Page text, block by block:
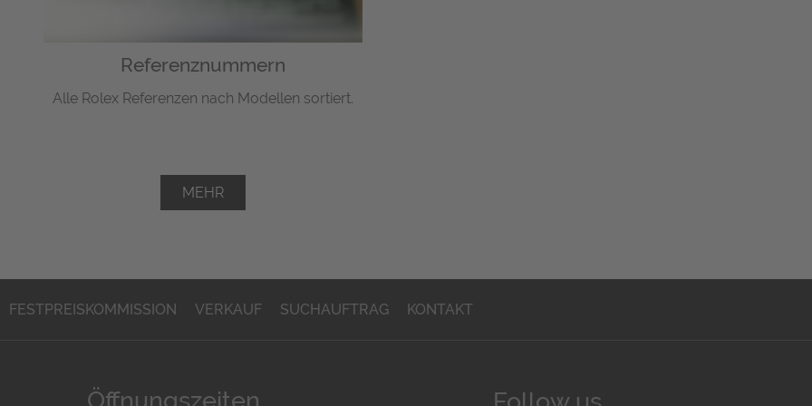
Referenznummern
Alle Rolex Referenzen nach Modellen sortiert.
MEHR
FESTPREISKOMMISSION VERKAUF SUCHAUFTRAG KONTAKT
Öffnungszeiten